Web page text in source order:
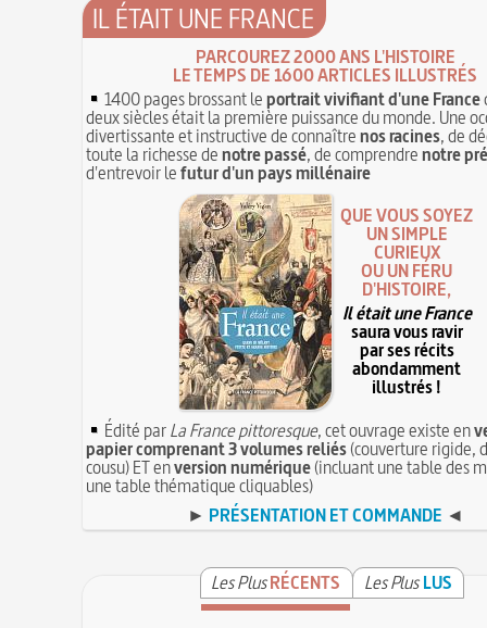
IL ÉTAIT UNE FRANCE
PARCOUREZ 2000 ANS L'HISTOIRE
LE TEMPS DE 1600 ARTICLES ILLUSTRÉS
1400 pages brossant leportrait vivifiant d'une France
deux siècles était la première puissance du monde. Une
divertissante et instructive de connaîtrenos racines, de
toute la richesse denotre passé, de comprendrenotre
d'entrevoir lefutur d'un pays millénaire
QUE VOUS SOYEZ
UN SIMPLE
CURIEUX
OU UN FÉRU
D'HISTOIRE,
Il était une France
saura vous ravir
par ses récits
abondamment
illustrés !
Édité parLa France pittoresque, cet ouvrage existe en
papier comprenant 3 volumes reliés(couverture rigide,
cousu) ET enversion numérique(incluant une table des
une table thématique cliquables)
► PRÉSENTATION ET COMMANDE ◄
Les PlusRÉCENTS Les Plus LUS